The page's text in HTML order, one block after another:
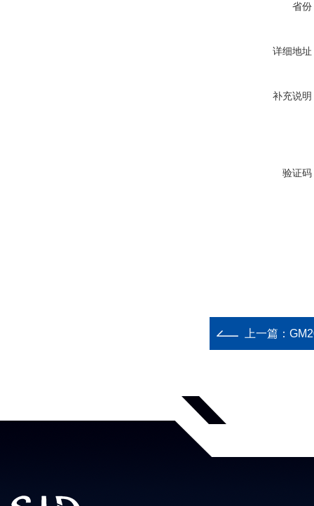
省份
详细地址
补充说明
验证码
上一篇：